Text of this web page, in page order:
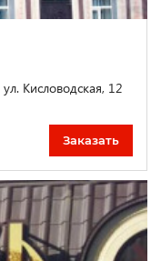
Кисловодская, 12
Заказать